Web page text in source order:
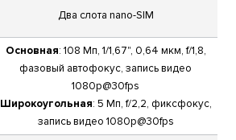
Два слота nano-SIM
Основная: 108 Мп, 1/1,67", 0,64 мкм, f/1,8,
фазовый автофокус, запись видео
1080p@30fps
Широкоугольная: 5 Мп, f/2,2, фиксфокус,
запись видео 1080p@30fps